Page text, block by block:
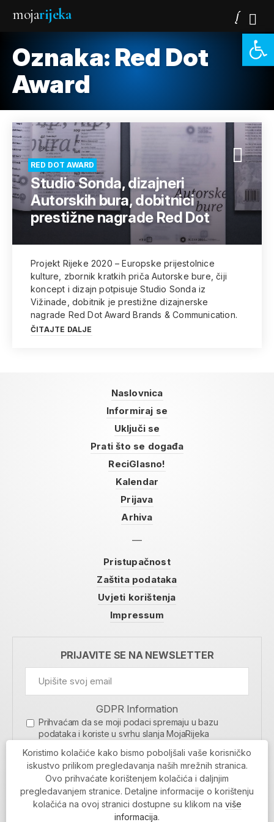
mojarijeka
Oznaka: Red Dot
Award
RED DOT AWARD
Studio Sonda, dizajneri
Autorskih bura, dobitnici
prestižne nagrade Red Dot
Projekt Rijeke 2020 – Europske prijestolnice
kulture, zbornik kratkih priča Autorske bure, čiji
koncept i dizajn potpisuje Studio Sonda iz
Vižinade, dobitnik je prestižne dizajnerske
nagrade Red Dot Award Brands & Communication.
ČITAJTE DALJE
Naslovnica
Informiraj se
Uključi se
Prati što se događa
ReciGlasno!
Kalendar
Prijava
Arhiva
Pristupačnost
Zaštita podataka
Uvjeti korištenja
Impressum
PRIJAVITE SE NA NEWSLETTER
GDPR Information
Prihvaćam da se moji podaci spremaju u bazu
podataka i koriste u svrhu slanja MojaRijeka
MOJARIJEKA NEWSLETTER
PRIJAVI SE
Koristimo kolačiće kako bismo poboljšali vaše korisničko
iskustvo prilikom pregledavanja naših mrežnih stranica.
Ovo prihvaćate korištenjem kolačića i daljnjim
pregledavanjem stranice. Detaljne informacije o korištenju
kolačića na ovoj stranici dostupne su klikom na više
informacija.